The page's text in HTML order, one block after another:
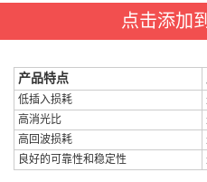
点击添加
产品特点
低插入损耗
高消光比
高回波损耗
良好的可靠性和稳定性